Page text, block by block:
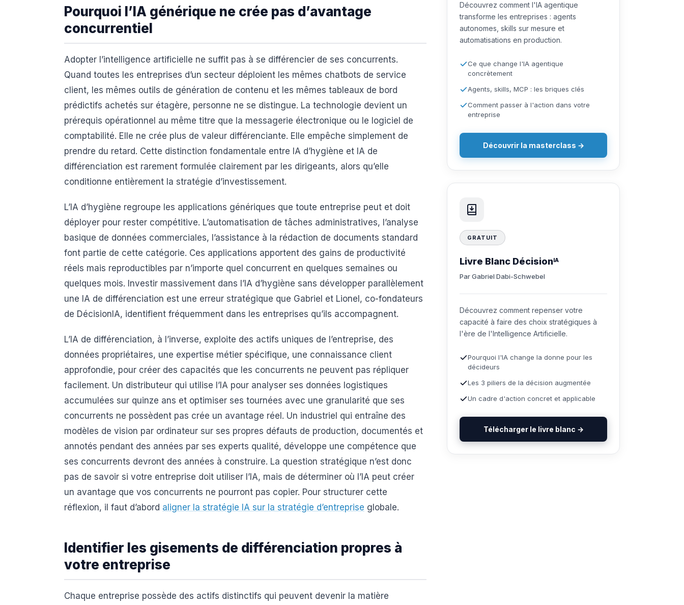
Pourquoi l’IA générique ne crée pas d’avantage
concurrentiel
Adopter l’intelligence artificielle ne suffit pas à se différencier de ses concurrents.
Quand toutes les entreprises d’un secteur déploient les mêmes chatbots de service
client, les mêmes outils de génération de contenu et les mêmes tableaux de bord
prédictifs achetés sur étagère, personne ne se distingue. La technologie devient un
prérequis opérationnel au même titre que la messagerie électronique ou le logiciel de
comptabilité. Elle ne crée plus de valeur différenciante. Elle empêche simplement de
prendre du retard. Cette distinction fondamentale entre IA d’hygiène et IA de
différenciation est rarement formulée clairement par les dirigeants, alors qu’elle
conditionne entièrement la stratégie d’investissement.
L’IA d’hygiène regroupe les applications génériques que toute entreprise peut et doit
déployer pour rester compétitive. L’automatisation de tâches administratives, l’analyse
basique de données commerciales, l’assistance à la rédaction de documents standard
font partie de cette catégorie. Ces applications apportent des gains de productivité
réels mais reproductibles par n’importe quel concurrent en quelques semaines ou
quelques mois. Investir massivement dans l’IA d’hygiène sans développer parallèlement
une IA de différenciation est une erreur stratégique que Gabriel et Lionel, co-fondateurs
de DécisionIA, identifient fréquemment dans les entreprises qu’ils accompagnent.
L’IA de différenciation, à l’inverse, exploite des actifs uniques de l’entreprise, des
données propriétaires, une expertise métier spécifique, une connaissance client
approfondie, pour créer des capacités que les concurrents ne peuvent pas répliquer
facilement. Un distributeur qui utilise l’IA pour analyser ses données logistiques
accumulées sur quinze ans et optimiser ses tournées avec une granularité que ses
concurrents ne possèdent pas crée un avantage réel. Un industriel qui entraîne des
modèles de vision par ordinateur sur ses propres défauts de production, documentés et
annotés pendant des années par ses experts qualité, développe une compétence que
ses concurrents devront des années à construire. La question stratégique n’est donc
pas de savoir si votre entreprise doit utiliser l’IA, mais de déterminer où l’IA peut créer
un avantage que vos concurrents ne pourront pas copier. Pour structurer cette
réflexion, il faut d’abord aligner la stratégie IA sur la stratégie d’entreprise globale.
Identifier les gisements de différenciation propres à
votre entreprise
Chaque entreprise possède des actifs distinctifs qui peuvent devenir la matière
Découvrez comment l'IA agentique
transforme les entreprises : agents
autonomes, skills sur mesure et
automatisations en production.
Ce que change l'IA agentique
concrètement
Agents, skills, MCP : les briques clés
Comment passer à l'action dans votre
entreprise
Découvrir la masterclass →
GRATUIT
Livre Blanc DécisionIA
Par Gabriel Dabi-Schwebel
Découvrez comment repenser votre
capacité à faire des choix stratégiques à
l'ère de l'Intelligence Artificielle.
Pourquoi l'IA change la donne pour les
décideurs
Les 3 piliers de la décision augmentée
Un cadre d'action concret et applicable
Télécharger le livre blanc →